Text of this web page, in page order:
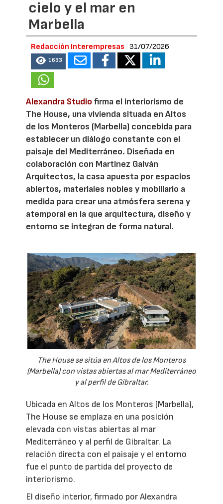
cielo y el mar en
Marbella
Redacción Interempresas 31/07/2026
1633
Alexandra Studio firma el interiorismo de
The House, una vivienda situada en Altos
de los Monteros (Marbella) concebida para
establecer un diálogo constante con el
paisaje del Mediterráneo. Diseñada en
colaboración con Martinez Galván
Arquitectos, la casa apuesta por espacios
abiertos, materiales nobles y mobiliario a
medida para crear una atmósfera serena y
atemporal en la que arquitectura, diseño y
entorno se integran de forma natural.
The House se sitúa en Altos de los Monteros
(Marbella) con vistas abiertas al mar Mediterráneo
y al perfil de Gibraltar.
Ubicada en Altos de los Monteros (Marbella),
The House se emplaza en una posición
elevada con vistas abiertas al mar
Mediterráneo y al perfil de Gibraltar. La
relación directa con el paisaje y el entorno
fue el punto de partida del proyecto de
interiorismo.
El diseño interior, firmado por Alexandra